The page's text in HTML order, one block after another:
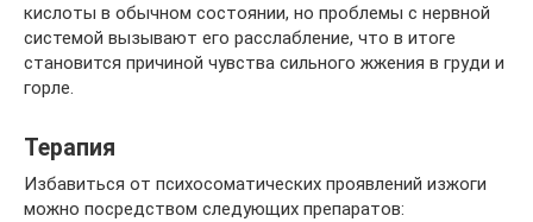
кислоты в обычном состоянии, но проблемы с нервной
системой вызывают его расслабление, что в итоге
становится причиной чувства сильного жжения в груди и
горле.
Терапия
Избавиться от психосоматических проявлений изжоги
можно посредством следующих препаратов: